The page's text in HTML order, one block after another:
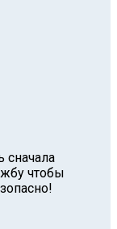
сначала
чтобы